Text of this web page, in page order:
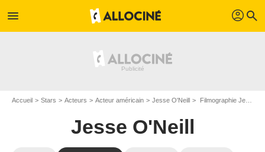
menu profil search
Accueil Stars Acteurs Acteur américain Jesse O'Neill Filmographie Jesse O'Neill
Jesse O'Neill